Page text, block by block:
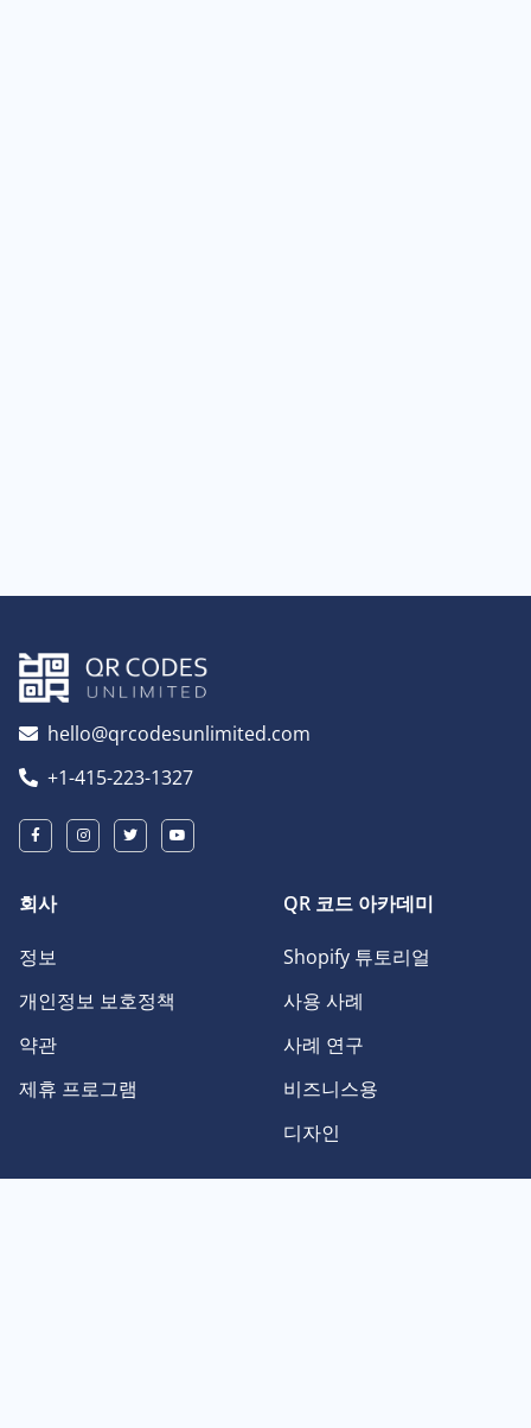
hello@qrcodesunlimited.com
+1-415-223-1327
회사
정보
개인정보 보호정책
약관
제휴 프로그램
QR 코드 아카데미
Shopify 튜토리얼
사용 사례
사례 연구
비즈니스용
디자인